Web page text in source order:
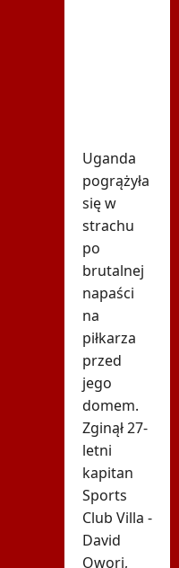
Uganda
pogrążyła
się w
strachu
po
brutalnej
napaści
na
piłkarza
przed
jego
domem.
Zginął 27-
letni
kapitan
Sports
Club Villa -
David
Owori,